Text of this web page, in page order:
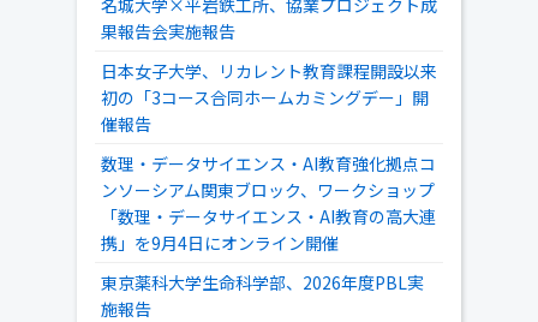
名城大学×平岩鉄工所、協業プロジェクト成
果報告会実施報告
日本女子大学、リカレント教育課程開設以来
初の「3コース合同ホームカミングデー」開
催報告
数理・データサイエンス・AI教育強化拠点コ
ンソーシアム関東ブロック、ワークショップ
「数理・データサイエンス・AI教育の高大連
携」を9月4日にオンライン開催
東京薬科大学生命科学部、2026年度PBL実
施報告